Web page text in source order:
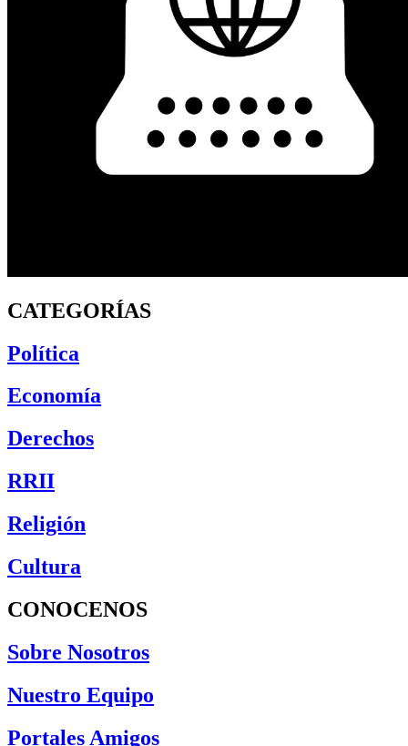
CATEGORÍAS
Política
Economía
Derechos
RRII
Religión
Cultura
CONOCENOS
Sobre Nosotros
Nuestro Equipo
Portales Amigos